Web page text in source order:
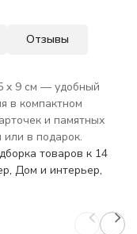
Отзывы
x 9 см — удобный
в компактном
и памятных
в подарок.
товаров к 14
, Дом и интерьер,